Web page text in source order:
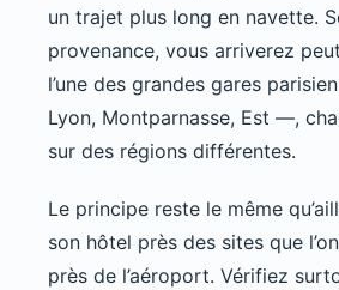
un trajet plus long en navette.
provenance, vous arriverez
l’une des grandes gares
Lyon, Montparnasse, Est —,
sur des régions différentes.
Le principe reste le même
son hôtel près des sites que
près de l’aéroport. Vérifiez